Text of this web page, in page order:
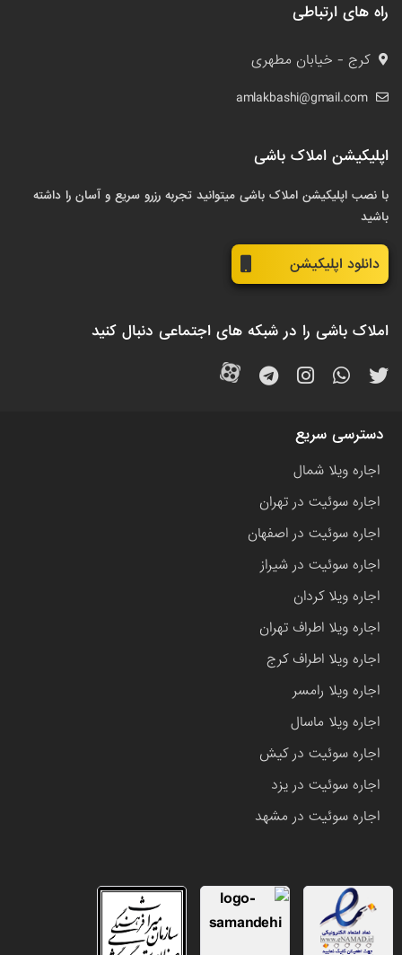
راه های ارتباطی
کرج - خیابان مطهری
amlakbashi@gmail.com
اپلیکیشن املاک باشی
با نصب اپلیکیشن املاک باشی میتوانید تجربه رزرو سریع و آسان را داشته
باشید
دانلود اپلیکیشن
املاک باشی را در شبکه های اجتماعی دنبال کنید
دسترسی سریع
اجاره ویلا شمال
اجاره سوئیت در تهران
اجاره سوئیت در اصفهان
اجاره سوئیت در شیراز
اجاره ویلا کردان
اجاره ویلا اطراف تهران
اجاره ویلا اطراف کرج
اجاره ویلا رامسر
اجاره ویلا ماسال
اجاره سوئیت در کیش
اجاره سوئیت در یزد
اجاره سوئیت در مشهد